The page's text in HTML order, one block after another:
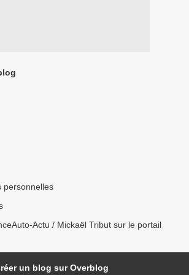
personnelles
Actu / Mickaël Tribut sur le portail
un blog sur Overblog